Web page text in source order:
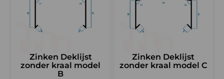
Zinken Deklijst
zonder kraal model
B
Zinken Deklijst
zonder kraal model C